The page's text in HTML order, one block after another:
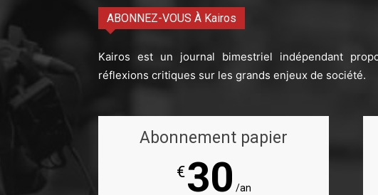
ABONNEZ-VOUS À Kairos
Kairos est un journal bimestriel indépendant
réflexions critiques sur les grands enjeux de société.
Abonnement papier
€30 /an